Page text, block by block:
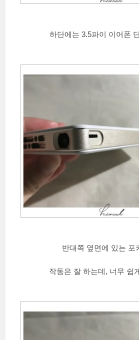
하단에는 3.5파이 이어폰
반대쪽 옆면에 있는 포
작동은 잘 하는데, 너무 쉽